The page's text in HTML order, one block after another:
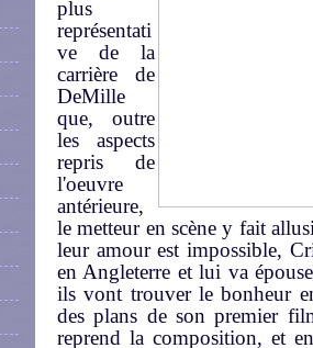
plus
représentati
ve de la
carrière de
DeMille
que, outre
les aspects
repris de
l'oeuvre
antérieure,
le metteur en scène y fait
leur amour est impossible,
en Angleterre et lui va
ils vont trouver le bonheur
des plans de son premier
reprend la composition, et